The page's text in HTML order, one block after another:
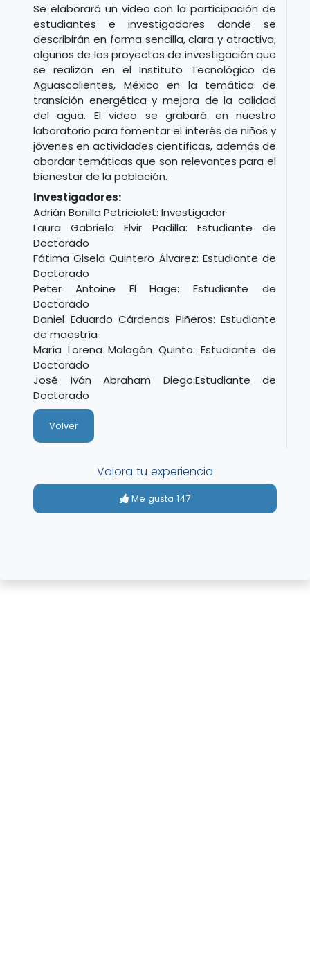
Se elaborará un video con la participación de
estudiantes e investigadores donde se
describirán en forma sencilla, clara y atractiva,
algunos de los proyectos de investigación que
se realizan en el Instituto Tecnológico de
Aguascalientes, México en la temática de
transición energética y mejora de la calidad
del agua. El video se grabará en nuestro
laboratorio para fomentar el interés de niños y
jóvenes en actividades científicas, además de
abordar temáticas que son relevantes para el
bienestar de la población.
Investigadores:
Adrián Bonilla Petriciolet: Investigador
Laura Gabriela Elvir Padilla: Estudiante de
Doctorado
Fátima Gisela Quintero Álvarez: Estudiante de
Doctorado
Peter Antoine El Hage: Estudiante de
Doctorado
Daniel Eduardo Cárdenas Piñeros: Estudiante
de maestría
María Lorena Malagón Quinto: Estudiante de
Doctorado
José Iván Abraham Diego:Estudiante de
Doctorado
Volver
Valora tu experiencia
Me gusta 147